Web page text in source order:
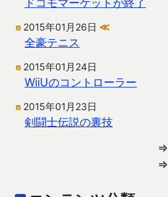
2015年01月26日 ≪
全豪テニス
2015年01月24日
WiiUのコントローラー
2015年01月23日
剣闘士伝説の裏技
⇒
⇒